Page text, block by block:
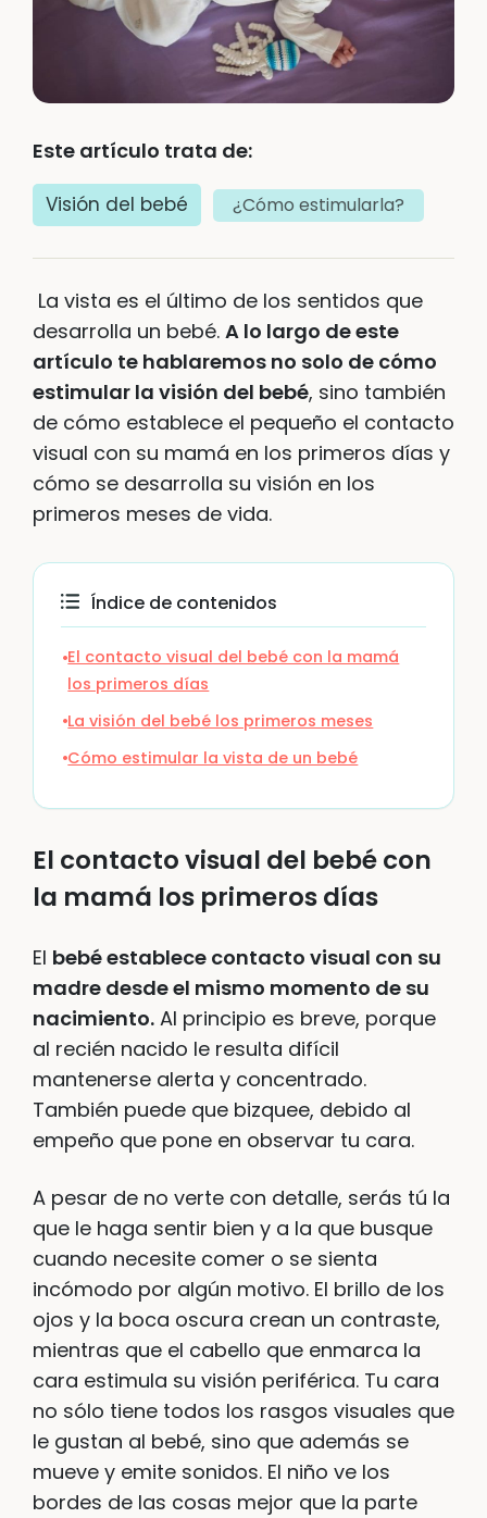
Este artículo trata de:
Visión del bebé ¿Cómo estimularla?
La vista es el último de los sentidos que
desarrolla un bebé. A lo largo de este
artículo te hablaremos no solo de cómo
estimular la visión del bebé, sino también
de cómo establece el pequeño el contacto
visual con su mamá en los primeros días y
cómo se desarrolla su visión en los
primeros meses de vida.
Índice de contenidos
El contacto visual del bebé con la mamá
los primeros días
La visión del bebé los primeros meses
Cómo estimular la vista de un bebé
El contacto visual del bebé con
la mamá los primeros días
El bebé establece contacto visual con su
madre desde el mismo momento de su
nacimiento. Al principio es breve, porque
al recién nacido le resulta difícil
mantenerse alerta y concentrado.
También puede que bizquee, debido al
empeño que pone en observar tu cara.
A pesar de no verte con detalle, serás tú la
que le haga sentir bien y a la que busque
cuando necesite comer o se sienta
incómodo por algún motivo. El brillo de los
ojos y la boca oscura crean un contraste,
mientras que el cabello que enmarca la
cara estimula su visión periférica. Tu cara
no sólo tiene todos los rasgos visuales que
le gustan al bebé, sino que además se
mueve y emite sonidos. El niño ve los
bordes de las cosas mejor que la parte